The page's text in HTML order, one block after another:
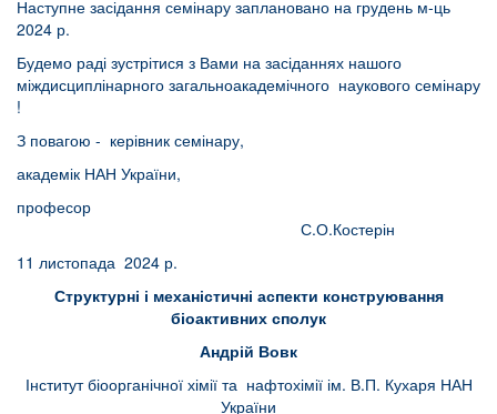
Наступне засідання семінару заплановано на грудень м-ць
2024 р.
Будемо раді зустрітися з Вами на засіданнях нашого
міждисциплінарного загальноакадемічного наукового семінару
!
З повагою - керівник семінару,
академік НАН України,
професор
С.О.Костерін
11 листопада 2024 р.
Структурні і механістичні аспекти конструювання
біоактивних сполук
Андрій Вовк
Інститут біоорганічної хімії та нафтохімії ім. В.П. Кухаря НАН
України